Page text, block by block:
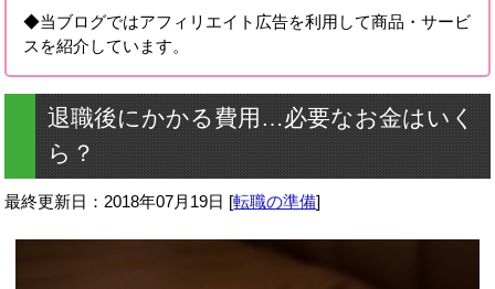
◆当ブログではアフィリエイト広告を利用して商品・サービ
スを紹介しています。
退職後にかかる費用…必要なお金はいく
ら？
最終更新日： 2018年07月19日 [転職の準備]